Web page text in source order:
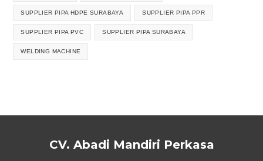
SUPPLIER PIPA HDPE SURABAYA SUPPLIER PIPA PPR
SUPPLIER PIPA PVC SUPPLIER PIPA SURABAYA
WELDING MACHINE
CV. Abadi Mandiri Perkasa